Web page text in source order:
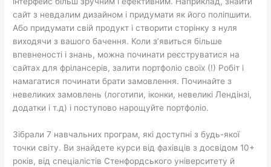
сайт з невдалим дизайном і придумати як його поліпшити.
Або придумати свій продукт і створити сторінку з нуля
виходячи з вашого бачення. Коли з’явиться більше
впевненості і знань, можна починати реєструватися на
сайтах для фрілансерів, залити портфоліо своїх (!) Робіт і
намагатися починати брати замовлення. Починайте з
невеликих замовлень (логотипи, іконки, невеликі Лендінзі,
додатки і т.д) і поступово нарощуйте портфоліо.
Зібрали 7 навчальних програм, які доступні з будь-якої
точки світу. Ви знайдете курси від фахівців з досвідом 10+
років, від спеціалістів Стенфордського університету й